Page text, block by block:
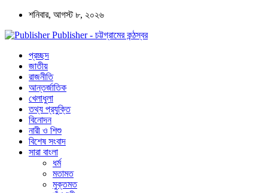
শনিবার, আগস্ট ৮, ২০২৬
Publisher - চট্টগ্রামের কন্ঠস্বর
প্রচ্ছদ
জাতীয়
রাজনীতি
আন্তর্জাতিক
খেলাধুলা
তথ্য প্রযুক্তি
বিনোদন
নারী ও শিশু
বিশেষ সংবাদ
সারা বাংলা
ধর্ম
মতামত
মুক্তমত